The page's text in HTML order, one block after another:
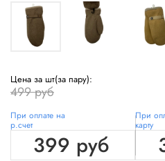
Цена за шт(за пару):
499 руб
При оплате на
р.счет
399 руб
При
карту